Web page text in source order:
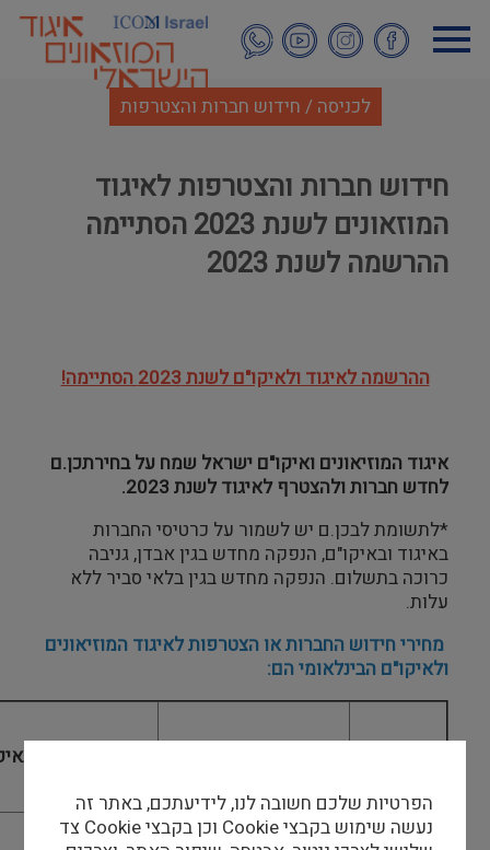
לתוכן
העיקרי
לכניסה / חידוש חברות והצטרפות
חידוש חברות והצטרפות לאיגוד
המוזאונים לשנת 2023 הסתיימה
ההרשמה לשנת 2023
ההרשמה לאיגוד ולאיקו"ם לשנת 2023 הסתיימה!
איגוד המוזיאונים ואיקו"ם ישראל שמח על בחירתכן.ם
לחדש חברות ולהצטרף לאיגוד לשנת 2023.
*לתשומת לבכן.ם יש לשמור על כרטיסי החברות
באיגוד ובאיקו"ם, הנפקה מחדש בגין אבדן, גניבה
כרוכה בתשלום. הנפקה מחדש בגין בלאי סביר ללא
עלות.
מחירי חידוש החברות או הצטרפות לאיגוד המוזיאונים
ולאיקו"ם הבינלאומי הם:
חברות באיגוד
הפרטיות שלכם חשובה לנו, לידיעתכם, באתר זה
נעשה שימוש בקבצי Cookie וכן בקבצי Cookie צד